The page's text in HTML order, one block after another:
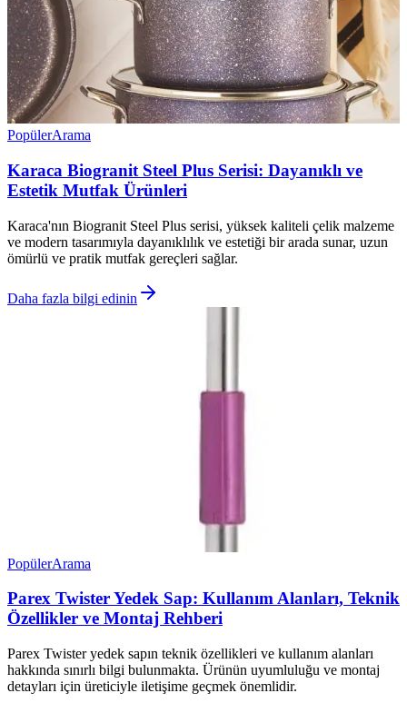
PopülerArama
Karaca Biogranit Steel Plus Serisi: Dayanıklı ve
Estetik Mutfak Ürünleri
Karaca'nın Biogranit Steel Plus serisi, yüksek kaliteli çelik malzeme
ve modern tasarımıyla dayanıklılık ve estetiği bir arada sunar, uzun
ömürlü ve pratik mutfak gereçleri sağlar.
Daha fazla bilgi edinin
PopülerArama
Parex Twister Yedek Sap: Kullanım Alanları, Teknik
Özellikler ve Montaj Rehberi
Parex Twister yedek sapın teknik özellikleri ve kullanım alanları
hakkında sınırlı bilgi bulunmakta. Ürünün uyumluluğu ve montaj
detayları için üreticiyle iletişime geçmek önemlidir.